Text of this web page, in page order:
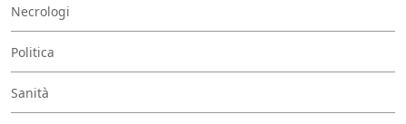
Necrologi
Politica
Sanità